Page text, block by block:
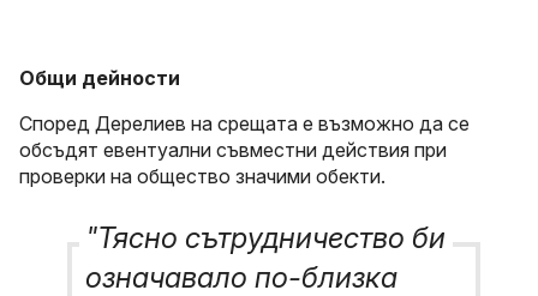
Общи дейности
Според Дерелиев на срещата е възможно да се
обсъдят евентуални съвместни действия при
проверки на общество значими обекти.
"Тясно сътрудничество би
означавало по-близка